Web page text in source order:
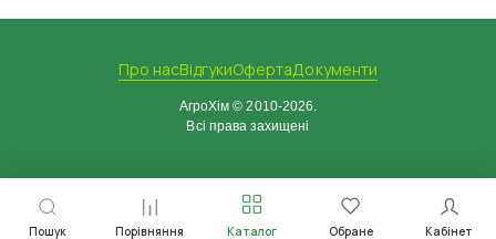
Пошук Порівняння Каталог Обране Кабінет
Про насВідгукиОфертаДокументи
АгроХім © 2010-2026.
Всі права захищені